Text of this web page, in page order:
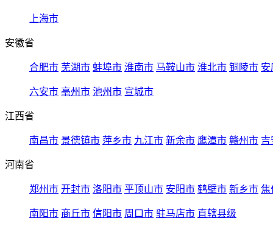
上海市
安徽省
合肥市 芜湖市 蚌埠市 淮南市 马鞍山市 淮北市 铜陵市 安
六安市 亳州市 池州市 宣城市
江西省
南昌市 景德镇市 萍乡市 九江市 新余市 鹰潭市 赣州市 吉
河南省
郑州市 开封市 洛阳市 平顶山市 安阳市 鹤壁市 新乡市 焦
南阳市 商丘市 信阳市 周口市 驻马店市 直辖县级